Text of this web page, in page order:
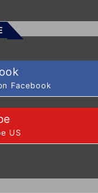
Facebook
US